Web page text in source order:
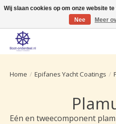
Ruime selectie producten voor uw
Home / Epifanes Yacht Coatings /
Eén en tweecomponent
Wij slaan cookies op om onze website
Nee
Meer